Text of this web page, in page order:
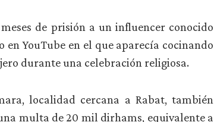
de prisión a un influencer conocido
YouTube en el que aparecía cocinando
durante una celebración religiosa.
localidad cercana a Rabat, también
multa de 20 mil dirhams, equivalente a